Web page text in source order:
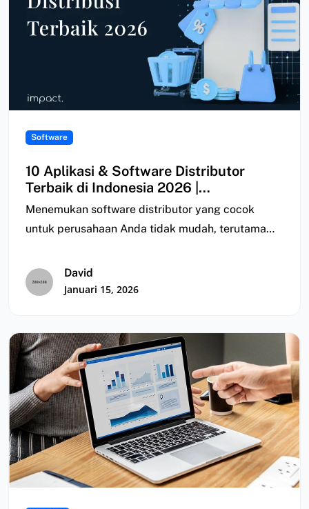
Software
10 Aplikasi & Software Distributor
Terbaik di Indonesia 2026 |
Perbandingan
Menemukan software distributor yang cocok
untuk perusahaan Anda tidak mudah, terutama
David
Januari 15, 2026